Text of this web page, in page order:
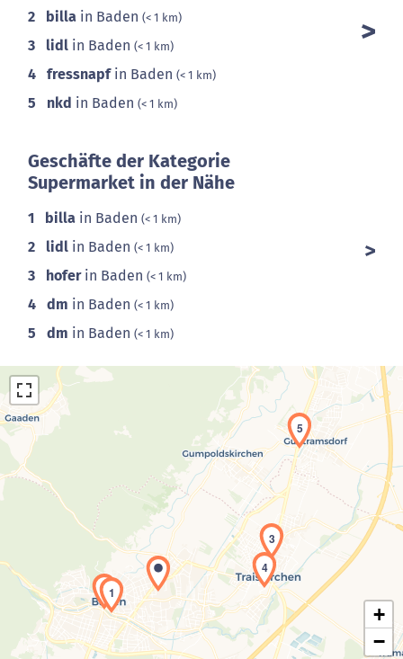
2 billa in Baden (< 1 km)
3 lidl in Baden (< 1 km)
4 fressnapfin Baden (< 1 km)
5 nkd in Baden (< 1 km)
Geschäfte der Kategorie
Supermarket in der Nähe
1 billa in Baden (< 1 km)
2 lidl in Baden (< 1 km)
3 hoferin Baden (< 1 km)
4 dm in Baden (< 1 km)
5 dm in Baden (< 1 km)
Laden der Karte...
1
2
3
4
5
+
−